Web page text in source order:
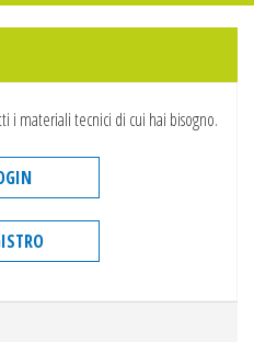
i materiali tecnici di cui hai bisogno.